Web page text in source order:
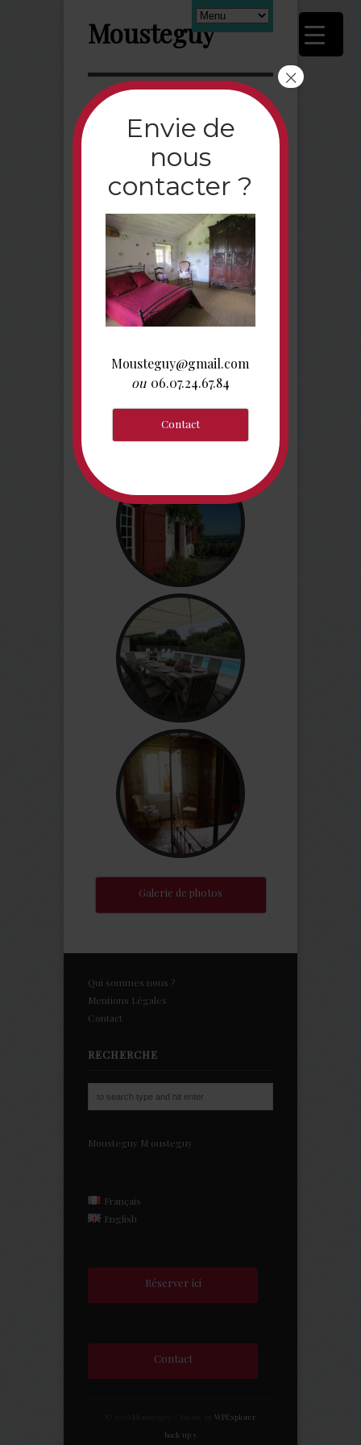
Mousteguy
Rouge_Fotor
Réserver ici
Galerie de photos
Qui sommes nous ?
Mentions Légales
Contact
RECHERCHE
Mousteguy M ousteguy
Français
English
Réserver ici
Contact
WPExplorer
back up ↑
Envie de
nous
contacter ?
Mousteguy@gmail.com
ou06.07.24.67.84
Contact
×